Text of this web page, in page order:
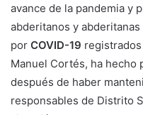
avance de la pandemia y
abderitanos y
por COVID-19
Manuel Cortés, ha hecho
después de haber
responsables de Distrito